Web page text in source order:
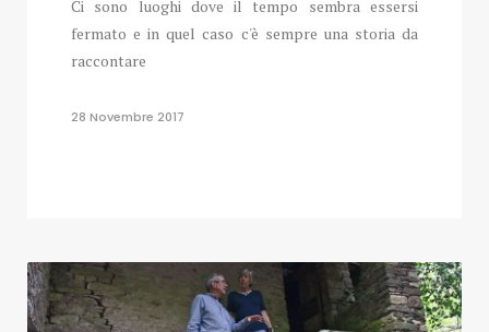
Ci sono luoghi dove il tempo sembra essersi
fermato e in quel caso c'è sempre una storia da
raccontare
28 Novembre 2017